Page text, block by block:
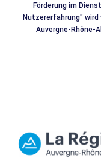
Förderung im
Nutzererfahrung" wird
Auvergne-Rhône-